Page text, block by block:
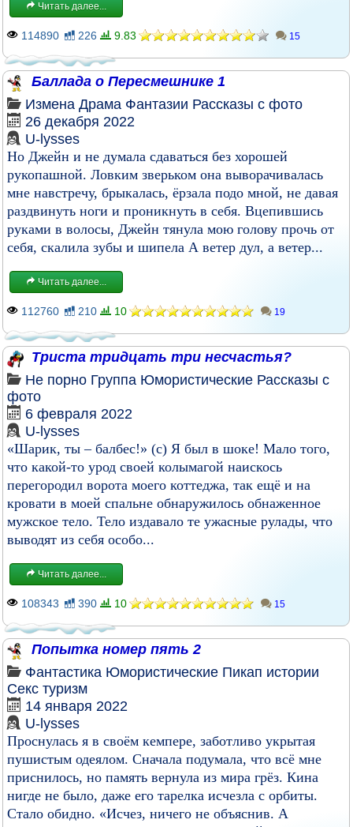
Читать далее...
114890 226 9.83 15
Баллада о Пересмешнике 1
Измена Драма Фантазии Рассказы с фото
26 декабря 2022
U-lysses
Но Джейн и не думала сдаваться без хорошей
рукопашной. Ловким зверьком она выворачивалась
мне навстречу, брыкалась, ёрзала подо мной, не давая
раздвинуть ноги и проникнуть в себя. Вцепившись
руками в волосы, Джейн тянула мою голову прочь от
себя, скалила зубы и шипела А ветер дул, а ветер...
Читать далее...
112760 210 10 19
Триста тридцать три несчастья?
Не порно Группа Юмористические Рассказы с
фото
6 февраля 2022
U-lysses
«Шарик, ты – балбес!» (с) Я был в шоке! Мало того,
что какой-то урод своей колымагой наискось
перегородил ворота моего коттеджа, так ещё и на
кровати в моей спальне обнаружилось обнаженное
мужское тело. Тело издавало те ужасные рулады, что
выводят из себя особо...
Читать далее...
108343 390 10 15
Попытка номер пять 2
Фантастика Юмористические Пикап истории
Секс туризм
14 января 2022
U-lysses
Проснулась я в своём кемпере, заботливо укрытая
пушистым одеялом. Сначала подумала, что всё мне
приснилось, но память вернула из мира грёз. Кина
нигде не было, даже его тарелка исчезла с орбиты.
Стало обидно. «Исчез, ничего не объяснив. А